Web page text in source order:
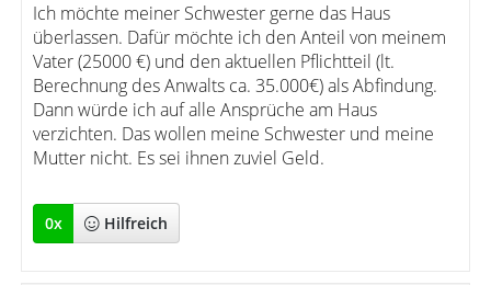
Ich möchte meiner Schwester gerne das Haus
überlassen. Dafür möchte ich den Anteil von meinem
Vater (25000 €) und den aktuellen Pflichtteil (lt.
Berechnung des Anwalts ca. 35.000€) als Abfindung.
Dann würde ich auf alle Ansprüche am Haus
verzichten. Das wollen meine Schwester und meine
Mutter nicht. Es sei ihnen zuviel Geld.
0x Hilfreich